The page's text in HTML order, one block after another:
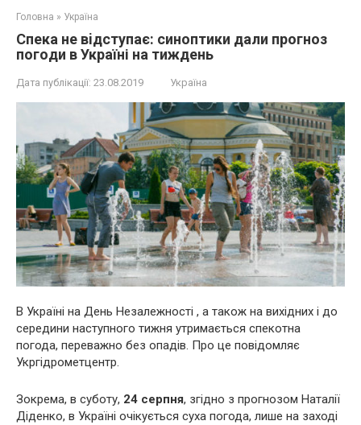
Головна » Україна
Cпeка не вiдступає: синoптики дaли прoгноз
погoди в Україні на тиждень
Дата публікації: 23.08.2019 Україна
В Україні на День Незалежності , а також на вихідних і до
середини наступного тижня утримається спекотна
погода, переважно без опадів. Про це повідомляє
Укргідрометцентр.
Зокрема, в суботу, 24 серпня, згідно з прогнозом Наталії
Діденко, в Україні очікується суха погода, лише на заході